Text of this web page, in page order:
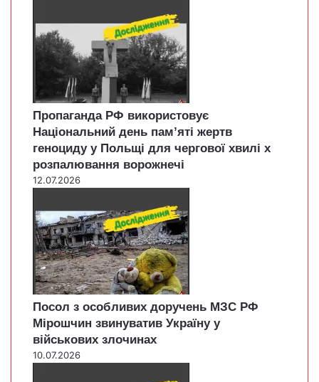
Пропаганда РФ використовує
Національний день пам’яті жертв
геноциду у Польщі для чергової хвилі х
розпалювання ворожнечі
12.07.2026
Посол з особливих доручень МЗС РФ
Мірошчин звинуватив Україну у
військових злочинах
10.07.2026